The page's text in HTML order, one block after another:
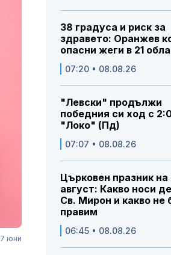
юни
38 градуса и риск за
здравето: Оранжев
опасни жеги в 21
07:20 • 08.08.26
"Левски" продължи
победния си ход с
"Локо" (Пд)
07:07 • 08.08.26
Църковен празник на
август: Какво носи
Св. Мирон и какво не
правим
06:45 • 08.08.26